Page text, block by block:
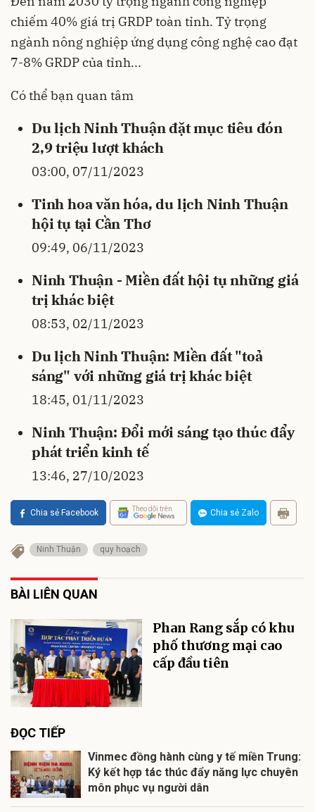
chiếm 40% giá trị GRDP toàn tỉnh. Tỷ trọng
ngành nông nghiệp ứng dụng công nghệ cao đạt
7-8% GRDP của tỉnh...
Có thể bạn quan tâm
Du lịch Ninh Thuận đặt mục tiêu đón
2,9 triệu lượt khách
03:00, 07/11/2023
Tinh hoa văn hóa, du lịch Ninh Thuận
hội tụ tại Cần Thơ
09:49, 06/11/2023
Ninh Thuận - Miền đất hội tụ những giá
trị khác biệt
08:53, 02/11/2023
Du lịch Ninh Thuận: Miền đất "toả
sáng" với những giá trị khác biệt
18:45, 01/11/2023
Ninh Thuận: Đổi mới sáng tạo thúc đẩy
phát triển kinh tế
13:46, 27/10/2023
Chia sẻ Facebook Theo dõi trên Chia sẻ Zalo
Ninh Thuận quy hoạch
BÀI LIÊN QUAN
Phan Rang sắp có khu
phố thương mại cao
cấp đầu tiên
ĐỌC TIẾP
Vinmec đồng hành cùng y tế miền Trung:
Ký kết hợp tác thúc đẩy năng lực chuyên
môn phục vụ người dân